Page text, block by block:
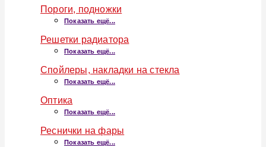
Пороги, подножки
Показать ещё...
Решетки радиатора
Показать ещё...
Спойлеры, накладки на стекла
Показать ещё...
Оптика
Показать ещё...
Реснички на фары
Показать ещё...